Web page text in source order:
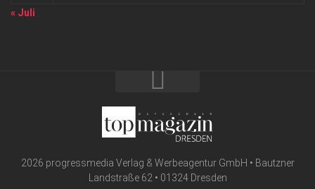
« Juli
2026 progressmedia Verlag & Werbeagentur GmbH • Bautzner
Landstraße 62 • 01324 Dresden